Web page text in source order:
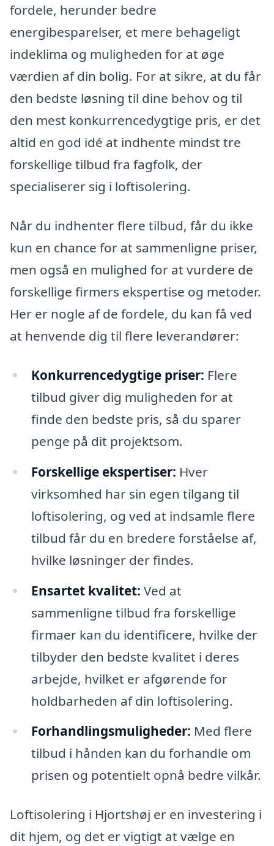
fordele, herunder bedre
energibesparelser, et mere behageligt
indeklima og muligheden for at øge
værdien af din bolig. For at sikre, at du får
den bedste løsning til dine behov og til
den mest konkurrencedygtige pris, er det
altid en god idé at indhente mindst tre
forskellige tilbud fra fagfolk, der
specialiserer sig i loftisolering.
Når du indhenter flere tilbud, får du ikke
kun en chance for at sammenligne priser,
men også en mulighed for at vurdere de
forskellige firmers ekspertise og metoder.
Her er nogle af de fordele, du kan få ved
at henvende dig til flere leverandører:
Konkurrencedygtige priser: Flere
tilbud giver dig muligheden for at
finde den bedste pris, så du sparer
penge på dit projektsom.
Forskellige ekspertiser: Hver
virksomhed har sin egen tilgang til
loftisolering, og ved at indsamle flere
tilbud får du en bredere forståelse af,
hvilke løsninger der findes.
Ensartet kvalitet: Ved at
sammenligne tilbud fra forskellige
firmaer kan du identificere, hvilke der
tilbyder den bedste kvalitet i deres
arbejde, hvilket er afgørende for
holdbarheden af din loftisolering.
Forhandlingsmuligheder: Med flere
tilbud i hånden kan du forhandle om
prisen og potentielt opnå bedre vilkår.
Loftisolering i Hjortshøj er en investering i
dit hjem, og det er vigtigt at vælge en